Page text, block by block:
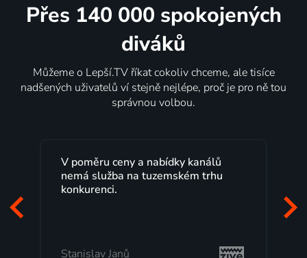
Přes 140 000 spokojených
diváků
Můžeme o Lepší.TV říkat cokoliv chceme, ale tisíce
nadšených uživatelů ví stejně nejlépe, proč je pro ně tou
správnou volbou.
Lepší.TV sleduji už několik let s
maximální spokojeností. Velký výběr
programů a nemuset běžet k TV na
Milada Tomešová